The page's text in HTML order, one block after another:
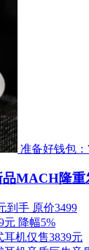
准备好钱包：
品MACH隆
到手 原价3499
元 降幅5%
机仅售3839元